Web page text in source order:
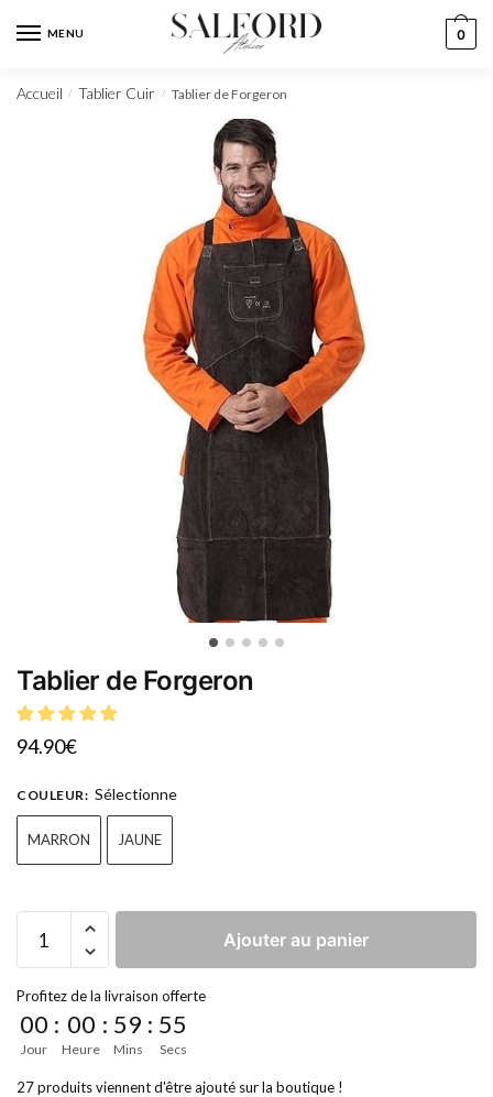
MENU 0
Accueil / Tablier Cuir / Tablier de Forgeron
Tablier de Forgeron
94.90€
COULEUR: Sélectionne
MARRON JAUNE
Ajouter au panier
Profitez de la livraison offerte
00
Jour
: 00
Heure
: 59
Mins
: 55
Secs
27 produits viennent d'être ajouté sur la boutique !